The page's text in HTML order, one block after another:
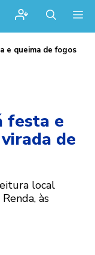
e queima de fogos
festa e
de
local
às